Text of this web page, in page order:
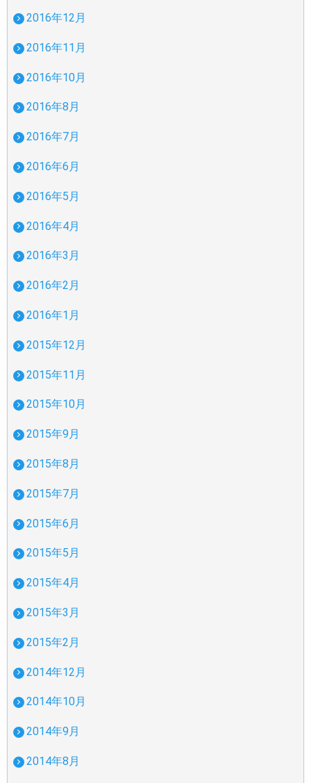
2016年12月
2016年11月
2016年10月
2016年8月
2016年7月
2016年6月
2016年5月
2016年4月
2016年3月
2016年2月
2016年1月
2015年12月
2015年11月
2015年10月
2015年9月
2015年8月
2015年7月
2015年6月
2015年5月
2015年4月
2015年3月
2015年2月
2014年12月
2014年10月
2014年9月
2014年8月